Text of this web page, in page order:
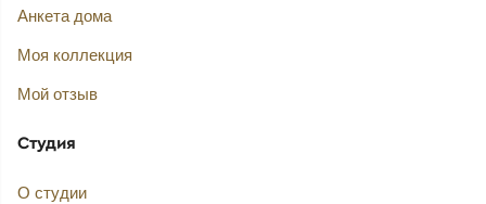
Анкета дома
Моя коллекция
Мой отзыв
Студия
О студии